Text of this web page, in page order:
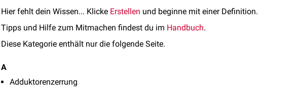
Hier fehlt dein Wissen... Klicke Erstellen und beginne mit einer Definition.
Tipps und Hilfe zum Mitmachen findest du im Handbuch.
Diese Kategorie enthält nur die folgende Seite.
A
Adduktorenzerrung